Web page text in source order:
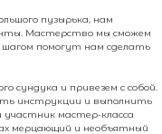
пузырька, нам
Мастерство мы сможем
помогут нам сделать
сундука и привезем с собой.
инструкции и выполнить
мастер-класса
мерцающий и необъятный